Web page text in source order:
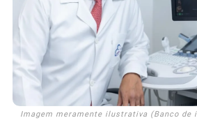
Imagem meramente ilustrativa (Banco de